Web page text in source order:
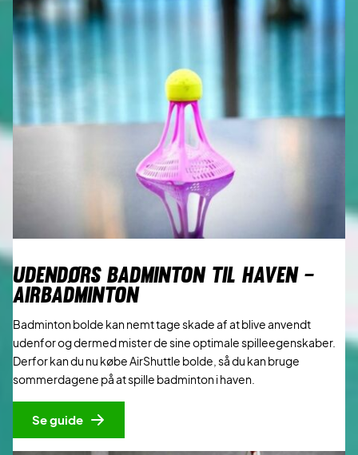
UDENDØRS BADMINTON TIL HAVEN –
AIRBADMINTON
Badminton bolde kan nemt tage skade af at blive anvendt
udenfor og dermed mister de sine optimale spilleegenskaber.
Derfor kan du nu købe AirShuttle bolde, så du kan bruge
sommerdagene på at spille badminton i haven.
Se guide